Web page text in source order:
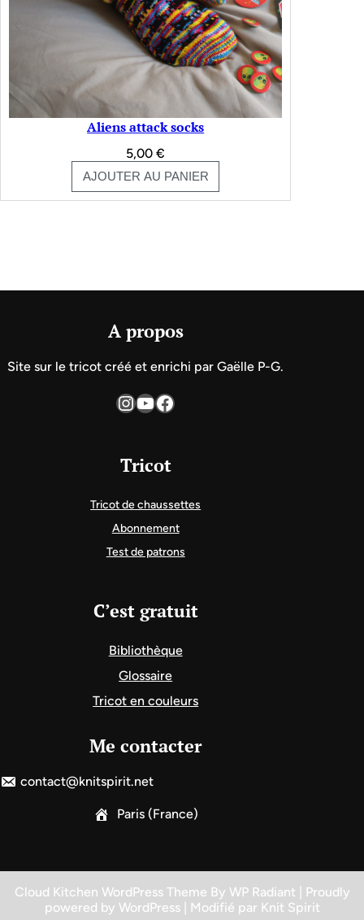
Aliens attack socks
5,00€
AJOUTER AU PANIER
A propos
Site sur le tricot créé et enrichi par Gaëlle P-G.
InstagramYouTube Facebook
Tricot
Tricot de chaussettes
Abonnement
Test de patrons
C’est gratuit
Bibliothèque
Glossaire
Tricot en couleurs
Me contacter
contact@knitspirit.net
Paris (France)
Cloud Kitchen WordPress Theme By WP Radiant | Proudly
powered by WordPress| Modifié par Knit Spirit